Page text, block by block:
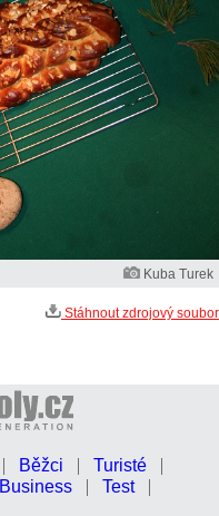
Kuba Turek
Stáhnout zdrojový soubor
Běžci
Turisté
Business
Test